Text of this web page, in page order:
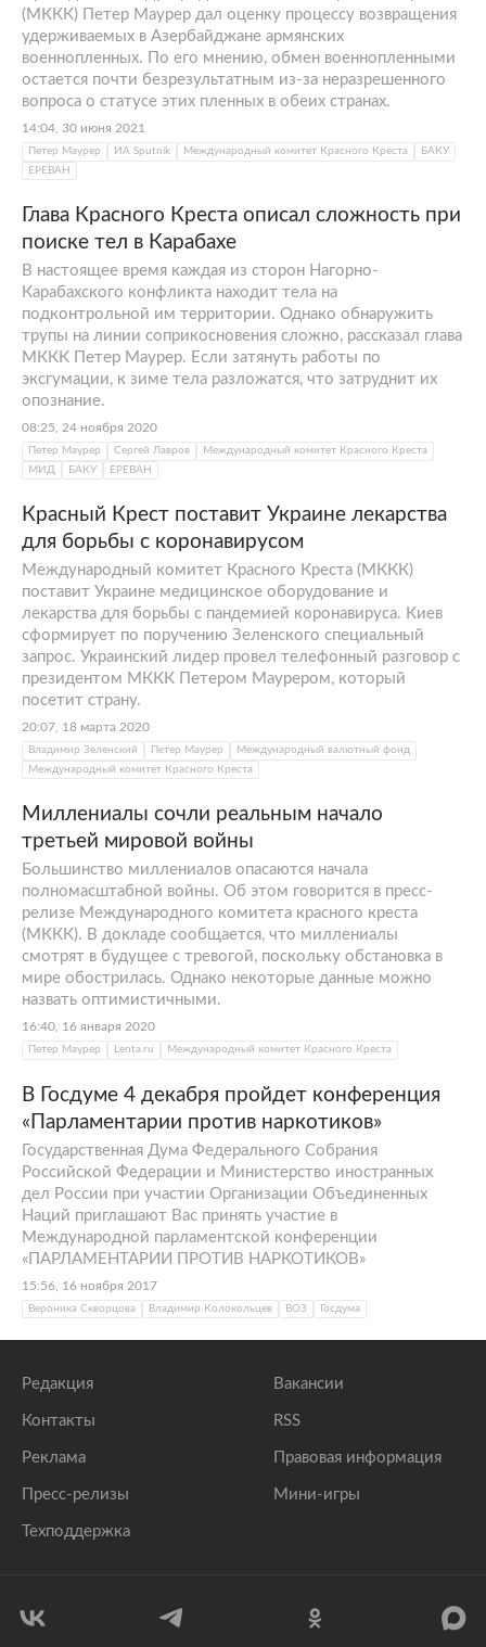
(МККК) Петер Маурер дал оценку процессу возвращения
удерживаемых в Азербайджане армянских
военнопленных. По его мнению, обмен военнопленными
остается почти безрезультатным из-за неразрешенного
вопроса о статусе этих пленных в обеих странах.
14:04, 30 июня 2021
Петер Маурер ИА Sputnik Международный комитет Красного Креста
БАКУ
ЕРЕВАН
Глава Красного Креста описал сложность при
поиске тел в Карабахе
В настоящее время каждая из сторон Нагорно-
Карабахского конфликта находит тела на
подконтрольной им территории. Однако обнаружить
трупы на линии соприкосновения сложно, рассказал глава
МККК Петер Маурер. Если затянуть работы по
эксгумации, к зиме тела разложатся, что затруднит их
опознание.
08:25, 24 ноября 2020
Петер Маурер Сергей Лавров
Международный комитет Красного Креста
МИД
БАКУ ЕРЕВАН
Красный Крест поставит Украине лекарства
для борьбы с коронавирусом
Международный комитет Красного Креста (МККК)
поставит Украине медицинское оборудование и
лекарства для борьбы с пандемией коронавируса. Киев
сформирует по поручению Зеленского специальный
запрос. Украинский лидер провел телефонный разговор с
президентом МККК Петером Маурером, который
посетит страну.
20:07, 18 марта 2020
Владимир Зеленский Петер Маурер
Международный валютный фонд
Международный комитет Красного Креста
Миллениалы сочли реальным начало
третьей мировой войны
Большинство миллениалов опасаются начала
полномасштабной войны. Об этом говорится в пресс-
релизе Международного комитета красного креста
(МККК). В докладе сообщается, что миллениалы
смотрят в будущее с тревогой, поскольку обстановка в
мире обострилась. Однако некоторые данные можно
назвать оптимистичными.
16:40, 16 января 2020
Петер Маурер Lenta.ru Международный комитет Красного Креста
В Госдуме 4 декабря пройдет конференция
«Парламентарии против наркотиков»
Государственная Дума Федерального Собрания
Российской Федерации и Министерство иностранных
дел России при участии Организации Объединенных
Наций приглашают Вас принять участие в
Международной парламентской конференции
«ПАРЛАМЕНТАРИИ ПРОТИВ НАРКОТИКОВ»
15:56, 16 ноября 2017
Вероника Скворцова Владимир Колокольцев ВОЗ Госдума
Редакция
Контакты
Реклама
Пресс-релизы
Техподдержка
Вакансии
RSS
Правовая информация
Мини-игры